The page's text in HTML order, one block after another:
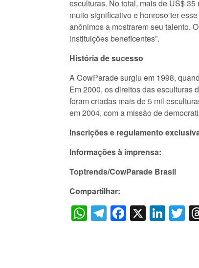
esculturas. No total, mais de US$
muito significativo e honroso ter
anônimos a mostrarem seu talento.
instituições beneficentes”.
História de sucesso
A CowParade surgiu em 1998,
Em 2000, os direitos das esculturas
foram criadas mais de 5 mil
em 2004, com a missão de
Inscrições e regulamento
Informações à imprensa:
Toptrends/CowParade Brasil
Compartilhar:
WhatsApp
Telegram
Facebook
X